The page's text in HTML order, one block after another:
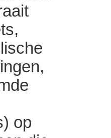
op